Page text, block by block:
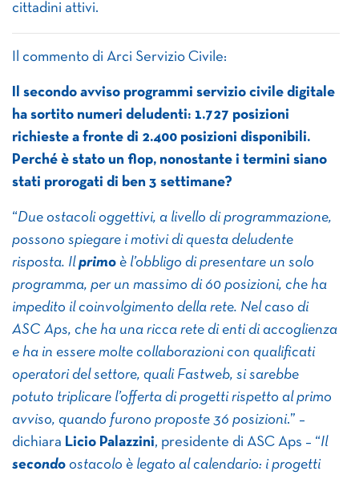
cittadini attivi.
Il commento di Arci Servizio Civile:
Il secondo avviso programmi servizio civile digitale
ha sortito numeri deludenti: 1.727 posizioni
richieste a fronte di 2.400 posizioni disponibili.
Perché è stato un flop, nonostante i termini siano
stati prorogati di ben 3 settimane?
“Due ostacoli oggettivi, a livello di programmazione,
possono spiegare i motivi di questa deludente
risposta. Il primo è l’obbligo di presentare un solo
programma, per un massimo di 60 posizioni, che ha
impedito il coinvolgimento della rete. Nel caso di
ASC Aps, che ha una ricca rete di enti di accoglienza
e ha in essere molte collaborazioni con qualificati
operatori del settore, quali Fastweb, si sarebbe
potuto triplicare l’offerta di progetti rispetto al primo
avviso, quando furono proposte 36 posizioni.” –
dichiara Licio Palazzini, presidente di ASC Aps – “Il
secondo ostacolo è legato al calendario: i progetti